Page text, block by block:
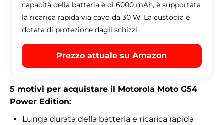
capacità della batteria è di 6000 mAh, è supportata
la ricarica rapida via cavo da 30 W. La custodia è
dotata di protezione dagli schizzi
Prezzo attuale su Amazon
5 motivi per acquistare il Motorola Moto G54
Power Edition:
Lunga durata della batteria e ricarica rapida